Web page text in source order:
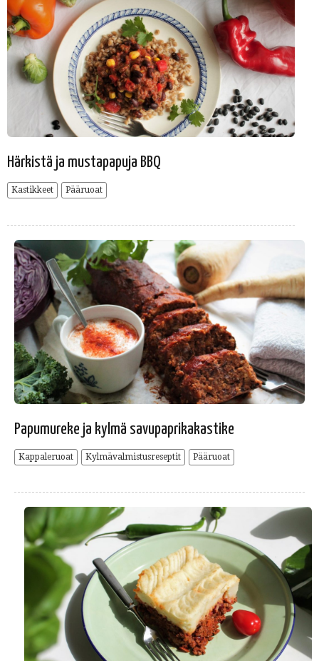
Härkistä ja mustapapuja BBQ
Kastikkeet Pääruoat
Papumureke ja kylmä savupaprikakastike
Kappaleruoat Kylmävalmistusreseptit Pääruoat